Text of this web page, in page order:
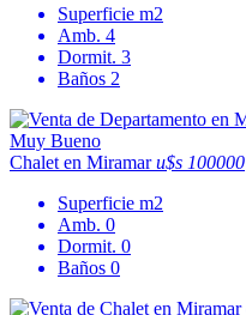
Superficie m2
Amb. 4
Dormit. 3
Baños 2
Muy Bueno
Chalet en Miramaru$s 100000
Superficie m2
Amb. 0
Dormit. 0
Baños 0